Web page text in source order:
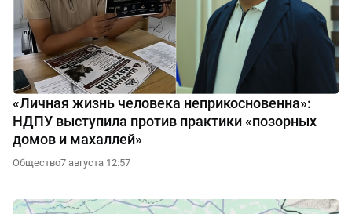
«Личная жизнь человека неприкосновенна»:
НДПУ выступила против практики «позорных
домов и махаллей»
Общество7 августа 12:57